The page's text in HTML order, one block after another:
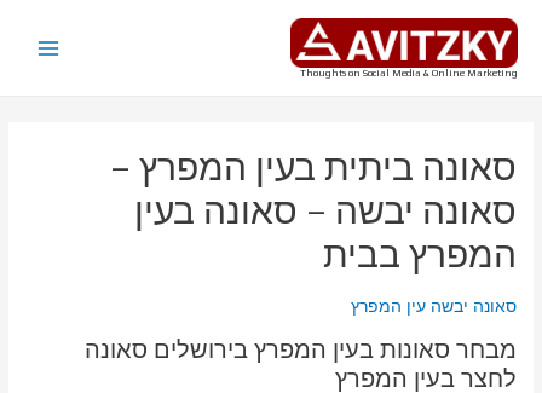
דילוג
לתוכן
Thoughts on Social Media & Online Marketing
סאונה ביתית בעין המפרץ –
סאונה יבשה – סאונה בעין
המפרץ בבית
סאונה יבשה עין המפרץ
מבחר סאונות בעין המפרץ בירושלים סאונה
לחצר בעין המפרץ